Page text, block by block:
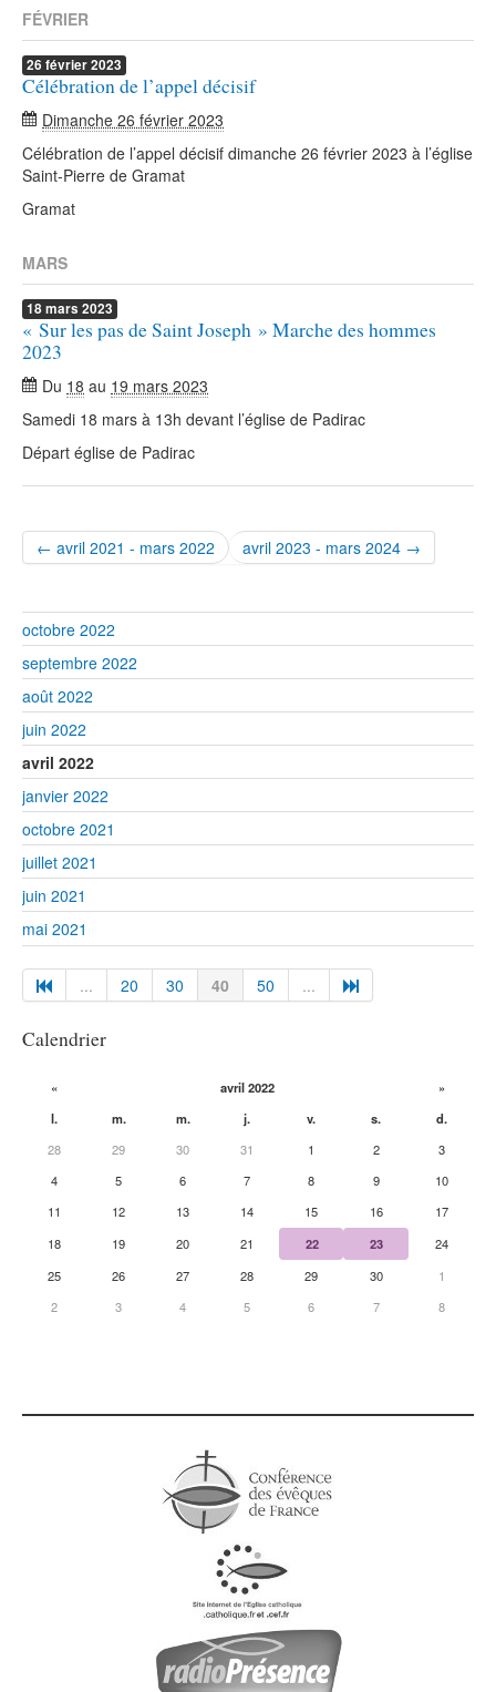
FÉVRIER
26 février2023
Célébration de l’appel décisif
Dimanche 26 février 2023
Célébration de l’appel décisif dimanche 26 février 2023 à l’église
Saint-Pierre de Gramat
Gramat
MARS
18mars 2023
« Sur les pas de Saint Joseph » Marche des hommes
2023
Du 18 au 19 mars 2023
Samedi 18 mars à 13h devant l’église de Padirac
Départ église de Padirac
← avril 2021 - mars 2022 avril 2023 - mars 2024 →
octobre 2022
septembre 2022
août 2022
juin 2022
avril 2022
janvier 2022
octobre 2021
juillet 2021
juin 2021
mai 2021
... 20 30 40 50 ...
Calendrier
« avril 2022
»
l.
m. m. j. v. s.
d.
28
29 30 31 1 2
3
4
5 6 7 8 9
10
11
12 13 14 15 16
17
18
19 20 21 22 23
24
25
26 27 28 29 30
1
2
3 4 5 6 7 8